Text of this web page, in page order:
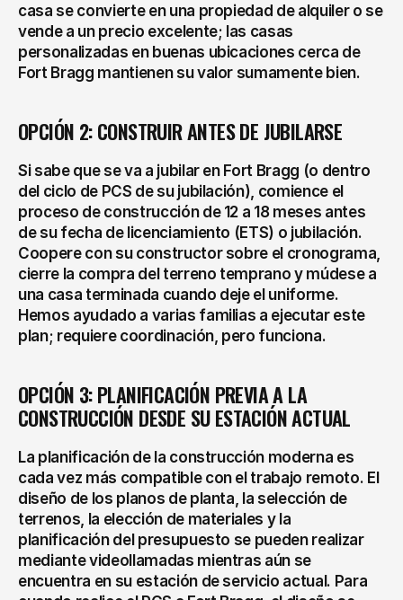
casa se convierte en una propiedad de alquiler o se
vende a un precio excelente; las casas
personalizadas en buenas ubicaciones cerca de
Fort Bragg mantienen su valor sumamente bien.
OPCIÓN 2: CONSTRUIR ANTES DE JUBILARSE
Si sabe que se va a jubilar en Fort Bragg (o dentro
del ciclo de PCS de su jubilación), comience el
proceso de construcción de 12 a 18 meses antes
de su fecha de licenciamiento (ETS) o jubilación.
Coopere con su constructor sobre el cronograma,
cierre la compra del terreno temprano y múdese a
una casa terminada cuando deje el uniforme.
Hemos ayudado a varias familias a ejecutar este
plan; requiere coordinación, pero funciona.
OPCIÓN 3: PLANIFICACIÓN PREVIA A LA
CONSTRUCCIÓN DESDE SU ESTACIÓN ACTUAL
La planificación de la construcción moderna es
cada vez más compatible con el trabajo remoto. El
diseño de los planos de planta, la selección de
terrenos, la elección de materiales y la
planificación del presupuesto se pueden realizar
mediante videollamadas mientras aún se
encuentra en su estación de servicio actual. Para